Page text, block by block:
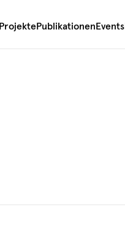
ProjektePublikationen Events